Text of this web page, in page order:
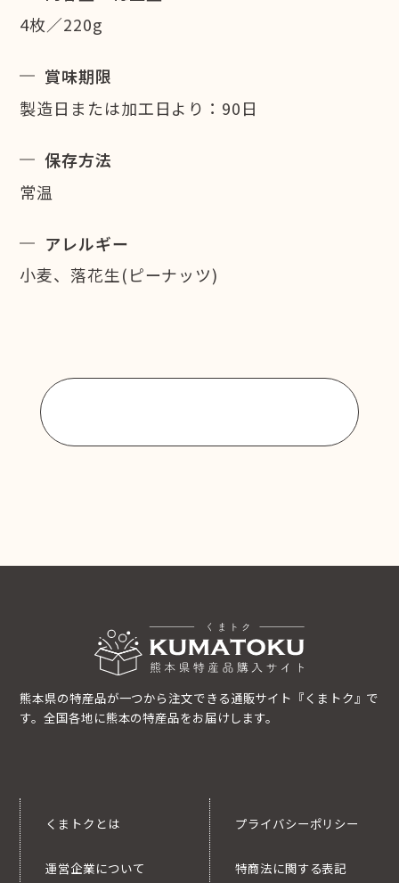
4枚／220g
賞味期限
製造日または加工日より：90日
保存方法
常温
アレルギー
小麦、落花生(ピーナッツ)
熊本県の特産品が一つから注文できる通販サイト『くまトク』で
す。全国各地に熊本の特産品をお届けします。
くまトクとは
運営企業について
プライバシーポリシー
特商法に関する表記